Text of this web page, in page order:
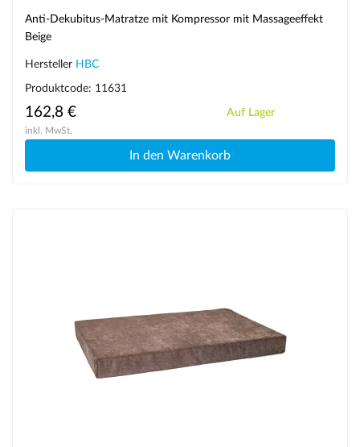
Anti-Dekubitus-Matratze mit Kompressor mit Massageeffekt
Beige
Hersteller HBC
Produktcode: 11631
162,8 €
inkl. MwSt.
Auf Lager
In den Warenkorb